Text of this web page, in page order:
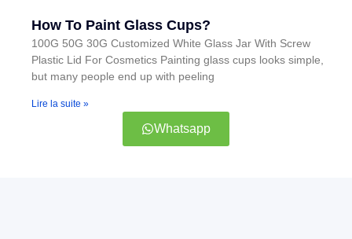
How To Paint Glass Cups?
100G 50G 30G Customized White Glass Jar With Screw
Plastic Lid For Cosmetics Painting glass cups looks simple,
but many people end up with peeling
Lire la suite »
Whatsapp